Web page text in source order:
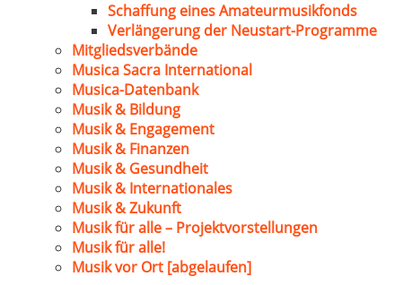
Schaffung eines Amateurmusikfonds
Verlängerung der Neustart-Programme
Mitgliedsverbände
Musica Sacra International
Musica-Datenbank
Musik & Bildung
Musik & Engagement
Musik & Finanzen
Musik & Gesundheit
Musik & Internationales
Musik & Zukunft
Musik für alle – Projektvorstellungen
Musik für alle!
Musik vor Ort [abgelaufen]